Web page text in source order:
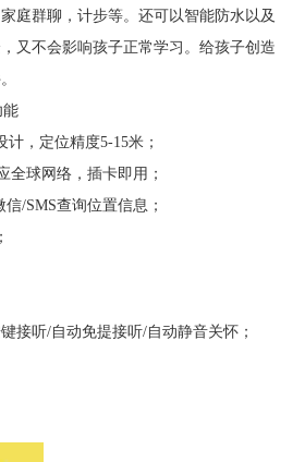
庭群聊，计步等。还可以智能防水以及
又不会影响孩子正常学习。给孩子创造
能
，定位精度5-15米；
全球网络，插卡即用；
/SMS查询位置信息；
接听/自动免提接听/自动静音关怀；